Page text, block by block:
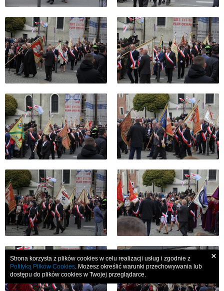
Strona korzysta z plików cookies w celu realizacji usług i zgodnie z
Polityką Plików Cookies. Możesz określić warunki przechowywania lub
dostępu do plików cookies w Twojej przeglądarce.
×